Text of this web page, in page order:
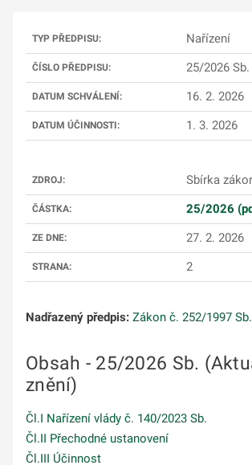
TYP PŘEDPISU: Nařízení
ČÍSLO PŘEDPISU: 25/2026 Sb.
DATUM SCHVÁLENÍ: 16. 2. 2026
DATUM ÚČINNOSTI: 1. 3. 2026
ZDROJ: Sbírka
ČÁSTKA: 25/2026
ZE DNE: 27. 2. 2026
STRANA: 2
Nadřazený předpis: Zákon č. 252/1997
Obsah - 25/2026 Sb.
znění)
Čl.I Nařízení vlády č. 140/2023 Sb.
Čl.II Přechodné ustanovení
Čl.III Účinnost